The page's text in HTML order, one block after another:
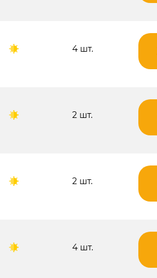
4 шт.
2 шт.
2 шт.
4 шт.